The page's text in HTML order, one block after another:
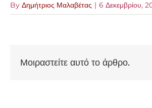
By Δημήτριος Μαλαβέτας | 6 Δεκεμβρίου,
Μοιραστείτε αυτό το άρθρο.